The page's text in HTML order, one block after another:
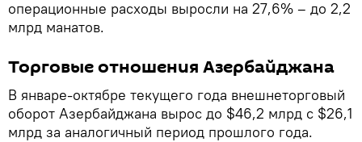
операционные расходы выросли на 27,6% – до 2,2
млрд манатов.
Торговые отношения Азербайджана
В январе-октябре текущего года внешнеторговый
оборот Азербайджана вырос до $46,2 млрд с $26,1
млрд за аналогичный период прошлого года.